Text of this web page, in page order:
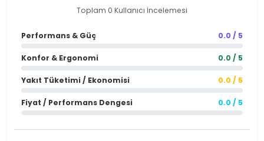
Toplam 0 Kullanıcı İncelemesi
Performans & Güç 0.0 / 5
Konfor & Ergonomi 0.0 / 5
Yakıt Tüketimi / Ekonomisi 0.0 / 5
Fiyat / Performans Dengesi 0.0 / 5